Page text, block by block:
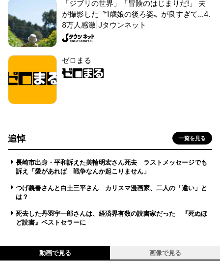
「ジブリの世界」「冒険のはじまりだ!」 夫
が撮影した〝1歳娘の後ろ姿〟が良すぎて...4.
8万人感激|Jタウンネット
ゼロまる
追悼 一覧を見る
長崎市出身・平和訴えた美輪明宏さん死去 ラストメッセージでも
訴え「愛があれば 戦争なんか起こりません」
つげ義春さんと白土三平さん カリスマ漫画家、二人の「違い」と
は？
死去した丹羽宇一郎さんは、経済界有数の読書家だった 『死ぬほ
ど読書』ベストセラーに
動画で見る 画像で見る